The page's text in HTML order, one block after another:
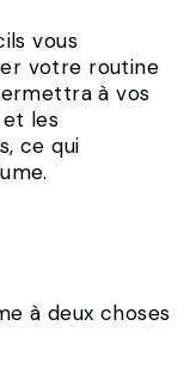
vous
votre routine
à vos
les
ce qui
à deux choses